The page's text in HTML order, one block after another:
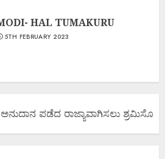
HAL TUMAKURU
5TH FEBRUARY 2023
ಪಡೆದ ರಾಜ್ಯಾವಾಗಿಸಲು ಶ್ರಮಿಸೋಣ